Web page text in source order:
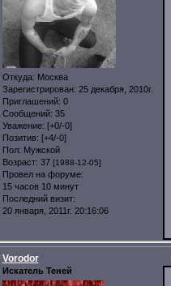
Откуда: Москва
Зарегистрирован: 25 декабря, 2010г.
Приглашений: 0
Сообщений: 35
Уважение: [+0/-0]
Позитив: [+4/-0]
Пол: Мужской
Возраст: 37 [1988-12-05]
Провел на форуме:
15 часов 10 минут
Последний визит:
20 января, 2011г. 20:16:06
Vorodor
Искатель Теней